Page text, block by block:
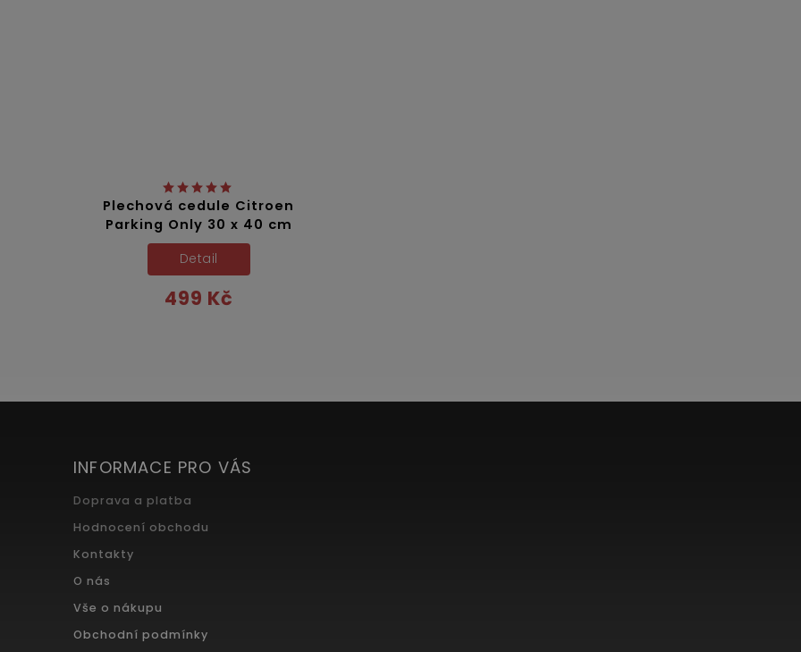
Plechová cedule Citroen
Parking Only 30 x 40 cm
499 Kč
Detail
INFORMACE PRO VÁS
Doprava a platba
Hodnocení obchodu
Kontakty
O nás
Vše o nákupu
Obchodní podmínky